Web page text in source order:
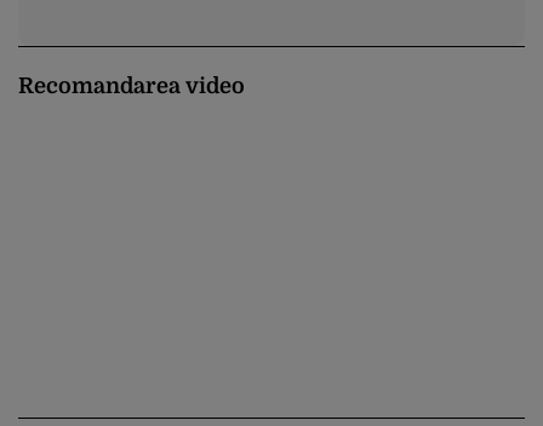
Recomandarea video